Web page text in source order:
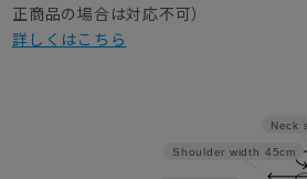
正商品の場合は対応不可）
詳しくはこちら
Neck
Shoulder width 45cm